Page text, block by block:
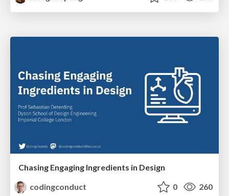
Chasing Engaging Ingredients in Design
codingconduct
0 260